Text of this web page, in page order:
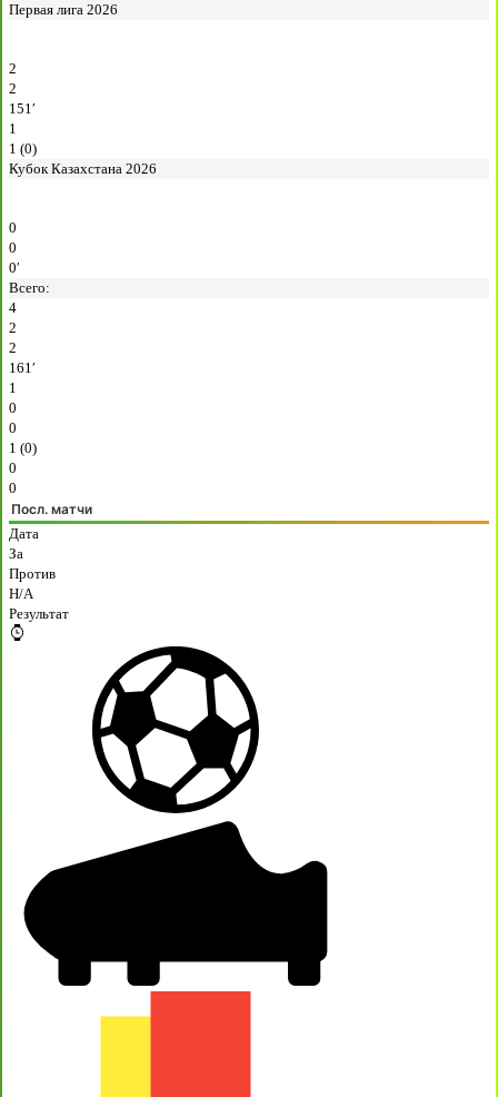
Первая лига 2026
2
2
151′
1
1 (0)
Кубок Казахстана 2026
0
0
0′
Всего:
4
2
2
161′
1
0
0
1 (0)
0
0
Посл. матчи
Дата
За
Против
H/A
Результат